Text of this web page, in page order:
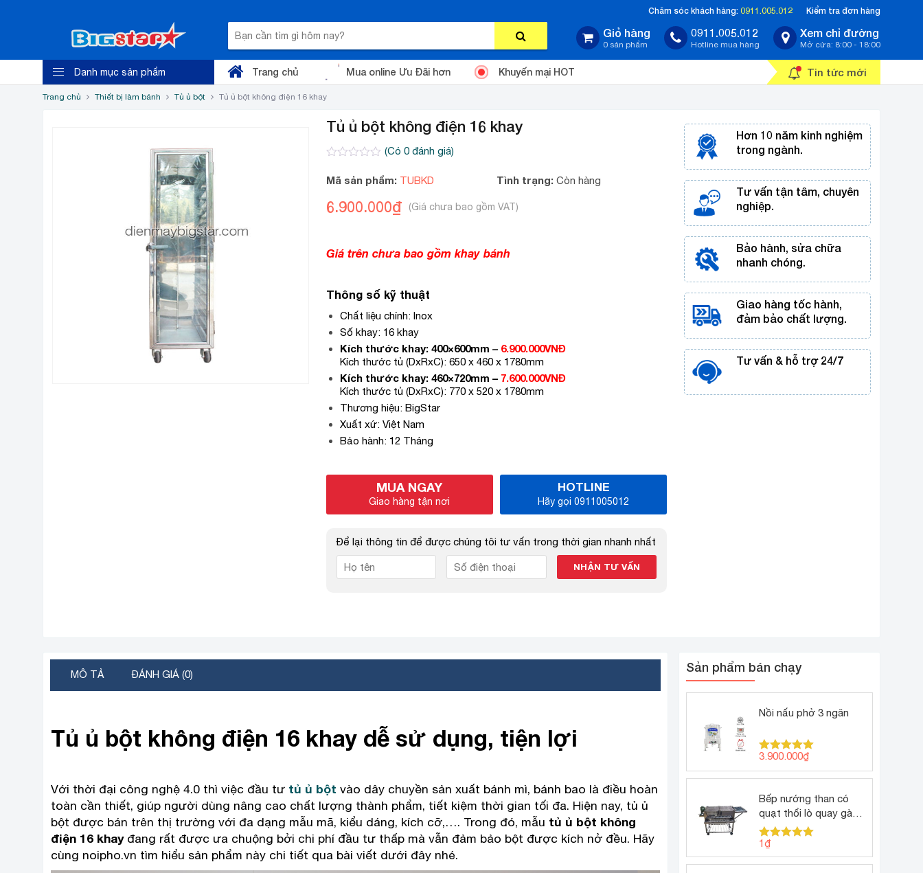
Chăm sóc khách hàng: 0911.005.012 Kiểm tra đơn hàng
Giỏ hàng
0 sản phẩm
0911.005.012
Hotline mua hàng
Xem chỉ đường
Mở cửa: 8:00 - 18:00
Danh mục sản phẩm Trang chủ Mua online Ưu Đãi hơn Khuyến mại HOT Tin tức mới
Trang chủ Thiết bị làm bánh Tủ ủ bột Tủ ủ bột không điện 16 khay
Tủ ủ bột không điện 16 khay
trên
5
trên
(Có 0đánh giá)
Mã sản phẩm: TUBKD Tình trạng: Còn hàng
6.900.000₫
Giá trên chưa bao gồm khay bánh
Thông số kỹ thuật
Chất liệu chính: Inox
Số khay: 16 khay
Kích thước khay: 400×600mm – 6.900.000VNĐ
Kích thước tủ (DxRxC): 650 x 460 x 1780mm
Kích thước khay: 460×720mm – 7.600.000VNĐ
Kích thước tủ (DxRxC): 770 x 520 x 1780mm
Thương hiệu: BigStar
Xuất xứ: Việt Nam
Bảo hành: 12 Tháng
MUA NGAY
Giao hàng tận nơi
HOTLINE
Hãy gọi 0911005012
Để lại thông tin để được chúng tôi tư vấn trong thời gian nhanh nhất
Hơn 10 năm kinh nghiệm
trong ngành.
Tư vấn tận tâm, chuyên
nghiệp.
Bảo hành, sửa chữa
nhanh chóng.
Giao hàng tốc hành,
đảm bảo chất lượng.
Tư vấn & hỗ trợ 24/7
MÔ TẢ ĐÁNH GIÁ (0)
Tủ ủ bột không điện 16 khay dễ sử dụng, tiện lợi
Với thời đại công nghệ 4.0 thì việc đầu tư tủ ủ bột vào dây chuyền sản xuất bánh mì, bánh bao là điều hoàn
toàn cần thiết, giúp người dùng nâng cao chất lượng thành phẩm, tiết kiệm thời gian tối đa. Hiện nay, tủ ủ
bột được bán trên thị trường với đa dạng mẫu mã, kiểu dáng, kích cỡ,…. Trong đó, mẫu tủ ủ bột không
điện 16 khayđang rất được ưa chuộng bởi chi phí đầu tư thấp mà vẫn đảm bảo bột được kích nở đều. Hãy
cùng noipho.vn tìm hiểu sản phẩm này chi tiết qua bài viết dưới đây nhé.
Sản phẩm bán chạy
Nồi nấu phở 3 ngăn
Được xếp
hạng5.00
5 sao
3.900.000₫
Bếp nướng than có
quạt thổi lò quay gà
vịt
Được xếp
hạng5.00
5 sao
1₫